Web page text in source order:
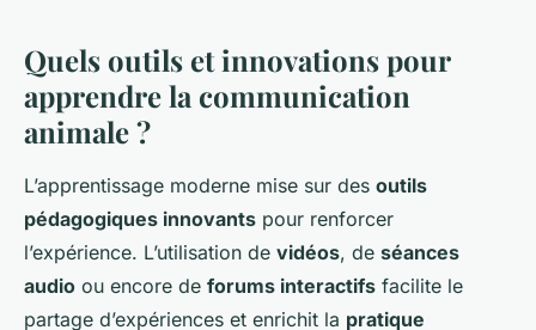
Quels outils et innovations pour
apprendre la communication
animale ?
L’apprentissage moderne mise sur des outils
pédagogiques innovants pour renforcer
l’expérience. L’utilisation de vidéos, de séances
audio ou encore de forums interactifs facilite le
partage d’expériences et enrichit la pratique